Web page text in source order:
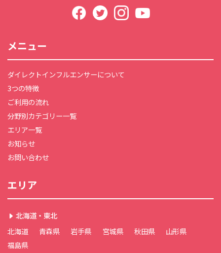
メニュー
ダイレクトインフルエンサーについて
3つの特徴
ご利用の流れ
分野別カテゴリー一覧
エリア一覧
お知らせ
お問い合わせ
エリア
北海道・東北
北海道
青森県 岩手県 宮城県 秋田県
山形県
福島県